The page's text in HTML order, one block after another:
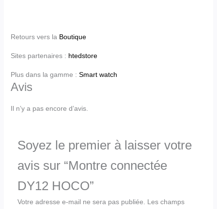
Retours vers la Boutique
Sites partenaires : htedstore
Plus dans la gamme : Smart watch
Avis
Il n’y a pas encore d’avis.
Soyez le premier à laisser votre
avis sur “Montre connectée
DY12 HOCO”
Votre adresse e-mail ne sera pas publiée.
Les champs